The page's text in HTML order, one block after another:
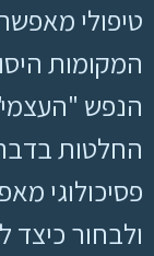
טיפולי
המקומות
הנפש
החלטות בדבר
פסיכולוגי
ולבחור כיצד